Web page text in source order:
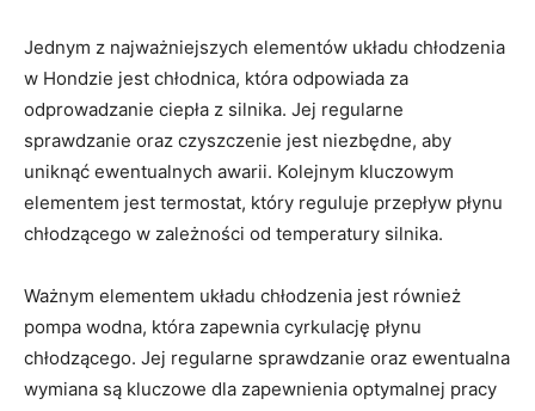
Jednym z najważniejszych elementów układu⁤ chłodzenia
w‍ Hondzie⁣ jest chłodnica, która odpowiada‍ za
odprowadzanie ciepła z silnika. Jej regularne
sprawdzanie oraz ⁣czyszczenie‍ jest niezbędne, aby
uniknąć ewentualnych awarii. Kolejnym kluczowym⁣
elementem jest termostat, który reguluje przepływ ‍płynu ​
chłodzącego w zależności‌ od temperatury silnika.
Ważnym elementem układu chłodzenia jest również
pompa wodna, która zapewnia⁢ cyrkulację płynu
chłodzącego. Jej regularne sprawdzanie oraz ewentualna
wymiana są kluczowe dla ⁤zapewnienia optymalnej pracy